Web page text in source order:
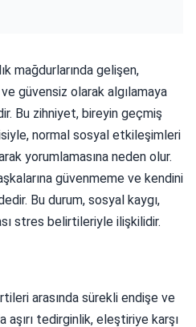
mağdurlarında gelişen,
güvensiz olarak algılamaya
Bu zihniyet, bireyin geçmiş
normal sosyal etkileşimleri
yorumlamasına neden olur.
güvenmeme ve kendini
Bu durum, sosyal kaygı,
stres belirtileriyle ilişkilidir.
arasında sürekli endişe ve
aşırı tedirginlik, eleştiriye karşı